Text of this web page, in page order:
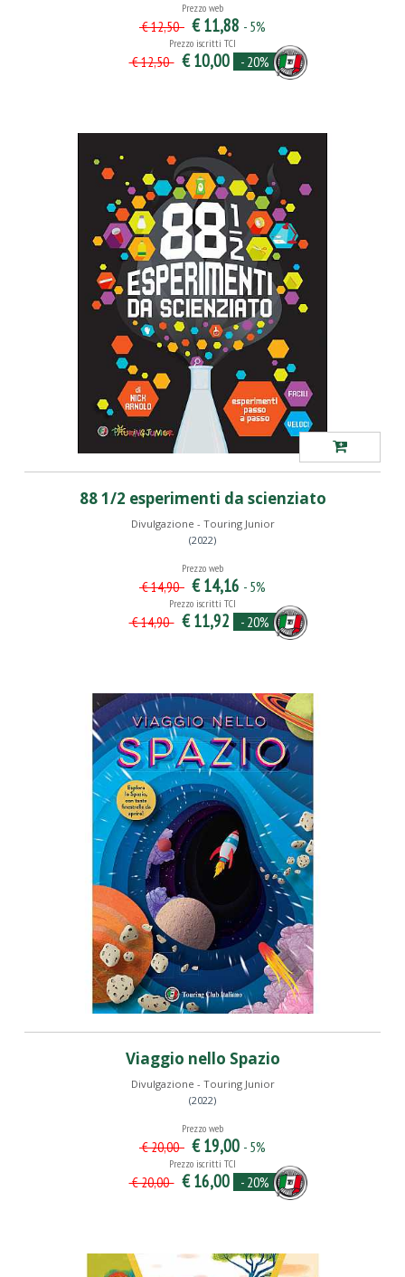
Prezzo web
€ 12,50 € 11,88 - 5%
Prezzo iscritti TCI
€ 12,50 € 10,00 - 20%
88 1/2 esperimenti da scienziato
Divulgazione - Touring Junior
(2022)
Prezzo web
€ 14,90 € 14,16 - 5%
Prezzo iscritti TCI
€ 14,90 € 11,92 - 20%
Viaggio nello Spazio
Divulgazione - Touring Junior
(2022)
Prezzo web
€ 20,00 € 19,00 - 5%
Prezzo iscritti TCI
€ 20,00 € 16,00 - 20%